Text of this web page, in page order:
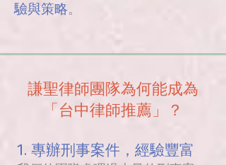
驗與策略。
謙聖律師團隊為何能成為
「台中律師推薦」？
1. 專辦刑事案件，經驗豐富